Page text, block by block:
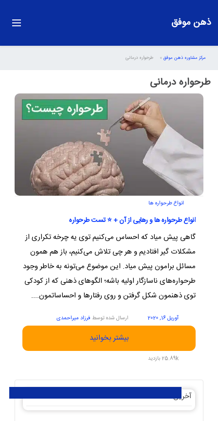
ذهن موفق
مرکز مشاوره ذهن موفق » طرحواره درمانی
طرحواره درمانی
انواع طرحواره ها
انواع طرحواره ها و رهایی از آن + ⭐️ تست طرحواره
گاهی پیش میاد که احساس می‌کنیم توی یه چرخه تکراری از
مشکلات گیر افتادیم و هر چی تلاش می‌کنیم، باز هم همون
مسائل برامون پیش میاد. این موضوع می‌تونه به خاطر وجود
طرحواره‌های ناسازگار اولیه باشه؛ الگوهای ذهنی که از کودکی
توی ذهنمون شکل گرفتن و روی رفتارها و احساساتمون....
آوریل 16, 2020 ارسال شده توسط فرزاد میراحمدی
بیشتر بخوانید
آخرین مقالات